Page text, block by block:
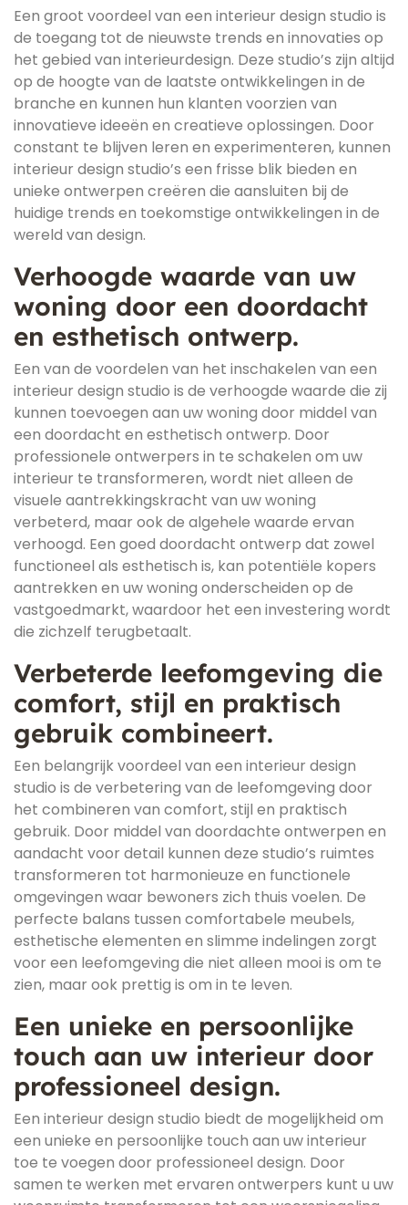
Een groot voordeel van een interieur design studio is
de toegang tot de nieuwste trends en innovaties op
het gebied van interieurdesign. Deze studio’s zijn altijd
op de hoogte van de laatste ontwikkelingen in de
branche en kunnen hun klanten voorzien van
innovatieve ideeën en creatieve oplossingen. Door
constant te blijven leren en experimenteren, kunnen
interieur design studio’s een frisse blik bieden en
unieke ontwerpen creëren die aansluiten bij de
huidige trends en toekomstige ontwikkelingen in de
wereld van design.
Verhoogde waarde van uw
woning door een doordacht
en esthetisch ontwerp.
Een van de voordelen van het inschakelen van een
interieur design studio is de verhoogde waarde die zij
kunnen toevoegen aan uw woning door middel van
een doordacht en esthetisch ontwerp. Door
professionele ontwerpers in te schakelen om uw
interieur te transformeren, wordt niet alleen de
visuele aantrekkingskracht van uw woning
verbeterd, maar ook de algehele waarde ervan
verhoogd. Een goed doordacht ontwerp dat zowel
functioneel als esthetisch is, kan potentiële kopers
aantrekken en uw woning onderscheiden op de
vastgoedmarkt, waardoor het een investering wordt
die zichzelf terugbetaalt.
Verbeterde leefomgeving die
comfort, stijl en praktisch
gebruik combineert.
Een belangrijk voordeel van een interieur design
studio is de verbetering van de leefomgeving door
het combineren van comfort, stijl en praktisch
gebruik. Door middel van doordachte ontwerpen en
aandacht voor detail kunnen deze studio’s ruimtes
transformeren tot harmonieuze en functionele
omgevingen waar bewoners zich thuis voelen. De
perfecte balans tussen comfortabele meubels,
esthetische elementen en slimme indelingen zorgt
voor een leefomgeving die niet alleen mooi is om te
zien, maar ook prettig is om in te leven.
Een unieke en persoonlijke
touch aan uw interieur door
professioneel design.
Een interieur design studio biedt de mogelijkheid om
een unieke en persoonlijke touch aan uw interieur
toe te voegen door professioneel design. Door
samen te werken met ervaren ontwerpers kunt u uw